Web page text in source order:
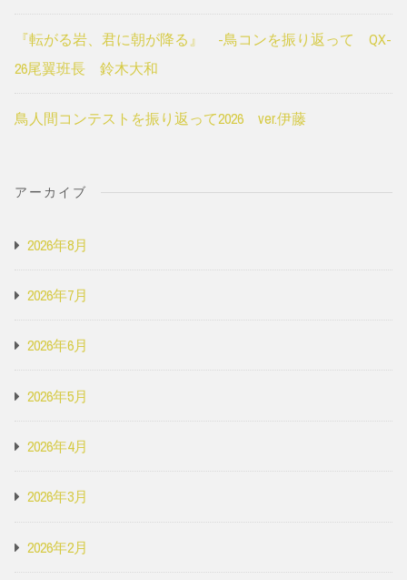
『転がる岩、君に朝が降る』 -鳥コンを振り返って QX-
26尾翼班長 鈴木大和
鳥人間コンテストを振り返って2026 ver.伊藤
アーカイブ
2026年8月
2026年7月
2026年6月
2026年5月
2026年4月
2026年3月
2026年2月